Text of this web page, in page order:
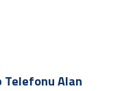
Telefonu Alan